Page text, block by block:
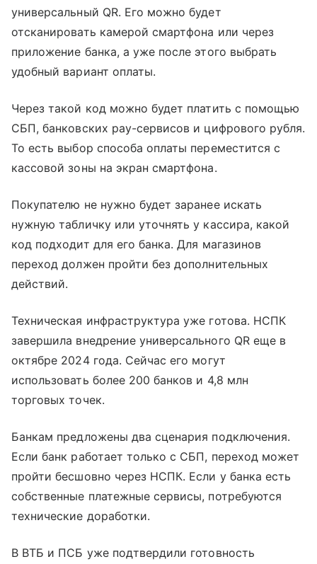
универсальный QR. Его можно будет
отсканировать камерой смартфона или через
приложение банка, а уже после этого выбрать
удобный вариант оплаты.
Через такой код можно будет платить с помощью
СБП, банковских pay-сервисов и цифрового рубля.
То есть выбор способа оплаты переместится с
кассовой зоны на экран смартфона.
Покупателю не нужно будет заранее искать
нужную табличку или уточнять у кассира, какой
код подходит для его банка. Для магазинов
переход должен пройти без дополнительных
действий.
Техническая инфраструктура уже готова. НСПК
завершила внедрение универсального QR еще в
октябре 2024 года. Сейчас его могут
использовать более 200 банков и 4,8 млн
торговых точек.
Банкам предложены два сценария подключения.
Если банк работает только с СБП, переход может
пройти бесшовно через НСПК. Если у банка есть
собственные платежные сервисы, потребуются
технические доработки.
В ВТБ и ПСБ уже подтвердили готовность